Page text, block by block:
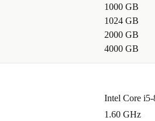
1000 GB
1024 GB
2000 GB
4000 GB
Intel Core
1.60 GHz